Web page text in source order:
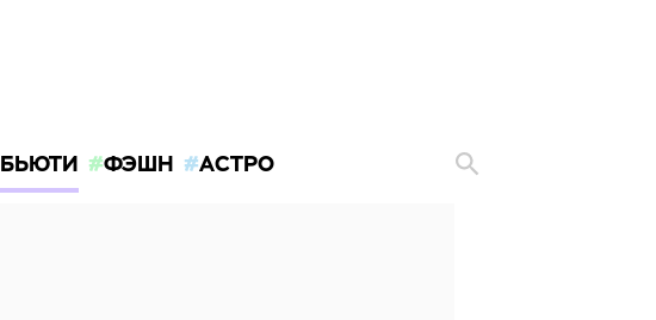
БЬЮТИ ФЭШН АСТРО